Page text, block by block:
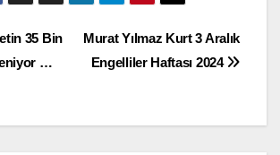
Murat Yılmaz Kurt 3 Aralık
Engelliler Haftası 2024
35 Bin
…